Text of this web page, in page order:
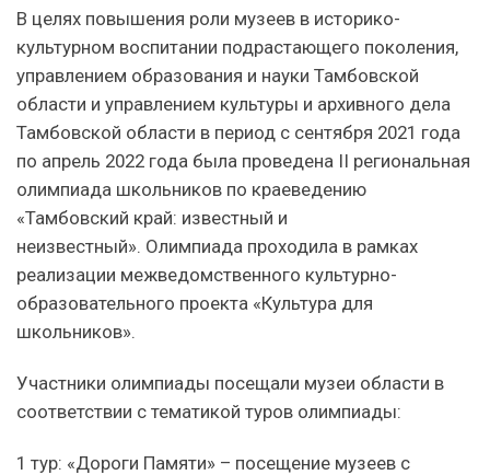
В целях повышения роли музеев в историко-
культурном воспитании подрастающего поколения,
управлением образования и науки Тамбовской
области и управлением культуры и архивного дела
Тамбовской области в период с сентября 2021 года
по апрель 2022 года была проведена II региональная
олимпиада школьников по краеведению
«Тамбовский край: известный и
неизвестный». Олимпиада проходила в рамках
реализации межведомственного культурно-
образовательного проекта «Культура для
школьников».
Участники олимпиады посещали музеи области в
соответствии с тематикой туров олимпиады:
1 тур: «Дороги Памяти» – посещение музеев с